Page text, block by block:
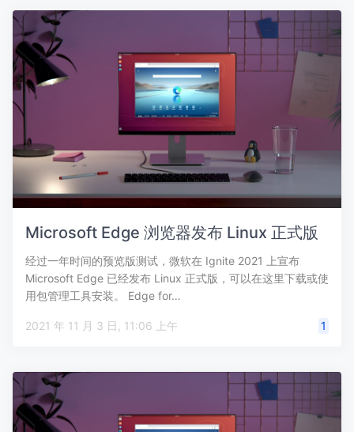
Microsoft Edge 浏览器发布 Linux 正式版
经过一年时间的预览版测试，微软在 Ignite 2021 上宣布
Microsoft Edge 已经发布 Linux 正式版，可以在这里下载或使
用包管理工具安装。 Edge for…
2021 年 11 月 3 日, 11:06 上午 1